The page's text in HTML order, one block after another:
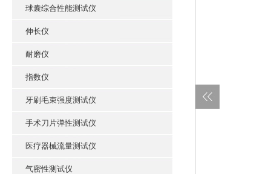
球囊综合性能测试仪
伸长仪
耐磨仪
指数仪
牙刷毛束强度测试仪
手术刀片弹性测试仪
医疗器械流量测试仪
气密性测试仪